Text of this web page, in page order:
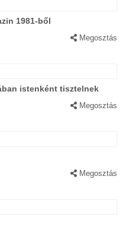
1981-ből
Megosztás
istenként tisztelnek
Megosztás
Megosztás